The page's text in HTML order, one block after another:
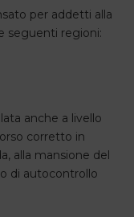
per addetti alla
seguenti regioni:
anche a livello
corretto in
alla mansione del
di autocontrollo